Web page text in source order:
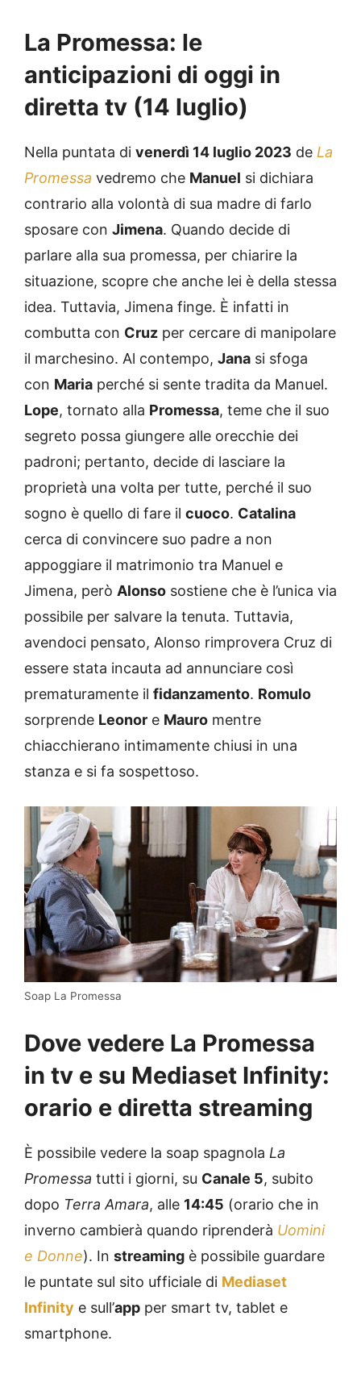
La Promessa: le
anticipazioni di oggi in
diretta tv (14 luglio)
Nella puntata di venerdì 14 luglio 2023 de La
Promessa vedremo che Manuel si dichiara
contrario alla volontà di sua madre di farlo
sposare con Jimena. Quando decide di
parlare alla sua promessa, per chiarire la
situazione, scopre che anche lei è della stessa
idea. Tuttavia, Jimena finge. È infatti in
combutta con Cruz per cercare di manipolare
il marchesino. Al contempo, Jana si sfoga
con Maria perché si sente tradita da Manuel.
Lope, tornato alla Promessa, teme che il suo
segreto possa giungere alle orecchie dei
padroni; pertanto, decide di lasciare la
proprietà una volta per tutte, perché il suo
sogno è quello di fare il cuoco. Catalina
cerca di convincere suo padre a non
appoggiare il matrimonio tra Manuel e
Jimena, però Alonso sostiene che è l’unica via
possibile per salvare la tenuta. Tuttavia,
avendoci pensato, Alonso rimprovera Cruz di
essere stata incauta ad annunciare così
prematuramente il fidanzamento. Romulo
sorprende Leonor e Mauro mentre
chiacchierano intimamente chiusi in una
stanza e si fa sospettoso.
Soap La Promessa
Dove vedere La Promessa
in tv e su Mediaset Infinity:
orario e diretta streaming
È possibile vedere la soap spagnola La
Promessa tutti i giorni, su Canale 5, subito
dopo Terra Amara, alle 14:45 (orario che in
inverno cambierà quando riprenderà Uomini
e Donne). In streaming è possibile guardare
le puntate sul sito ufficiale di Mediaset
Infinity e sull’app per smart tv, tablet e
smartphone.